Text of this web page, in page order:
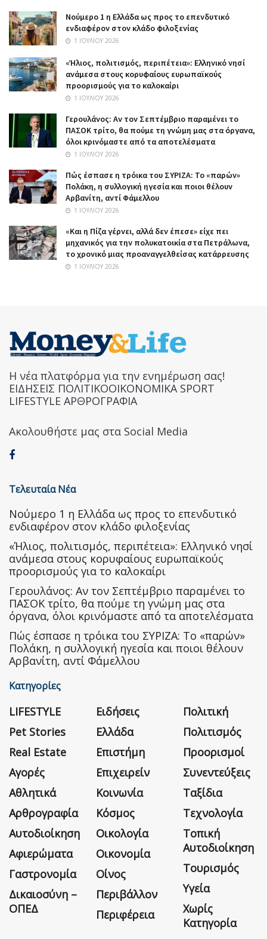
Nούμερο 1 η Ελλάδα ως προς το επενδυτικό
ενδιαφέρον στον κλάδο φιλοξενίας
1 ΙΟΥΛΊΟΥ 2026
«Ήλιος, πολιτισμός, περιπέτεια»: Ελληνικό νησί
ανάμεσα στους κορυφαίους ευρωπαϊκούς
προορισμούς για το καλοκαίρι
1 ΙΟΥΛΊΟΥ 2026
Γερουλάνος: Αν τον Σεπτέμβριο παραμένει το
ΠΑΣΟΚ τρίτο, θα πούμε τη γνώμη μας στα όργανα,
όλοι κρινόμαστε από τα αποτελέσματα
1 ΙΟΥΛΊΟΥ 2026
Πώς έσπασε η τρόικα του ΣΥΡΙΖΑ: Το «παρών»
Πολάκη, η συλλογική ηγεσία και ποιοι θέλουν
Αρβανίτη, αντί Φάμελλου
1 ΙΟΥΛΊΟΥ 2026
«Και η Πίζα γέρνει, αλλά δεν έπεσε» είχε πει
μηχανικός για την πολυκατοικία στα Πετράλωνα,
το χρονικό μιας προαναγγελθείσας κατάρρευσης
1 ΙΟΥΛΊΟΥ 2026
Η νέα πλατφόρμα για την ενημέρωση σας!
ΕΙΔΗΣΕΙΣ ΠΟΛΙΤΙΚΟΟΙΚΟΝΟΜΙΚΑ SPORT
LIFESTYLE ΑΡΘΡΟΓΡΑΦΙΑ
Ακολουθήστε μας στα Social Media
Τελευταία Νέα
Nούμερο 1 η Ελλάδα ως προς το επενδυτικό
ενδιαφέρον στον κλάδο φιλοξενίας
«Ήλιος, πολιτισμός, περιπέτεια»: Ελληνικό νησί
ανάμεσα στους κορυφαίους ευρωπαϊκούς
προορισμούς για το καλοκαίρι
Γερουλάνος: Αν τον Σεπτέμβριο παραμένει το
ΠΑΣΟΚ τρίτο, θα πούμε τη γνώμη μας στα
όργανα, όλοι κρινόμαστε από τα αποτελέσματα
Πώς έσπασε η τρόικα του ΣΥΡΙΖΑ: Το «παρών»
Πολάκη, η συλλογική ηγεσία και ποιοι θέλουν
Αρβανίτη, αντί Φάμελλου
Κατηγορίες
LIFESTYLE
Pet Stories
Real Estate
Αγορές
Αθλητικά
Αρθρογραφία
Αυτοδιοίκηση
Αφιερώματα
Γαστρονομία
Δικαιοσύνη –
ΟΠΕΔ
Ειδήσεις
Ελλάδα
Επιστήμη
Επιχειρείν
Κοινωνία
Κόσμος
Οικολογία
Οικονομία
Οίνος
Περιβάλλον
Περιφέρεια
Πολιτική
Πολιτισμός
Προορισμοί
Συνεντεύξεις
Ταξίδια
Τεχνολογία
Τοπική
Αυτοδιοίκηση
Τουρισμός
Υγεία
Χωρίς
Κατηγορία